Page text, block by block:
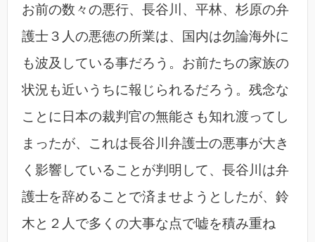
お前の数々の悪行、長谷川、平林、杉原の弁
護士３人の悪徳の所業は、国内は勿論海外に
も波及している事だろう。お前たちの家族の
状況も近いうちに報じられるだろう。残念な
ことに日本の裁判官の無能さも知れ渡ってし
まったが、これは長谷川弁護士の悪事が大き
く影響していることが判明して、長谷川は弁
護士を辞めることで済ませようとしたが、鈴
木と２人で多くの大事な点で嘘を積み重ね